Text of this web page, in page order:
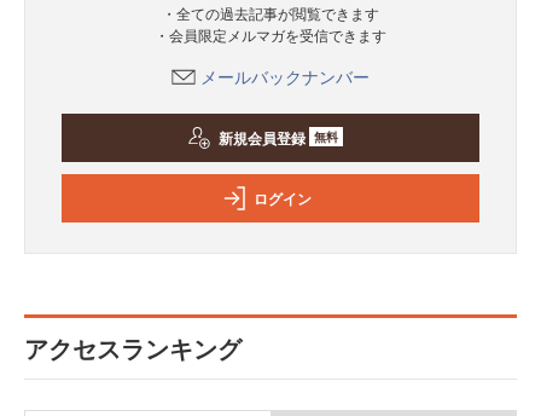
・全ての過去記事が閲覧できます
・会員限定メルマガを受信できます
メールバックナンバー
新規会員登録 無料
ログイン
アクセスランキング